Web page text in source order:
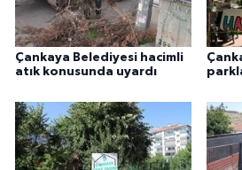
Çankaya Belediyesi hacimli
atık konusunda uyardı